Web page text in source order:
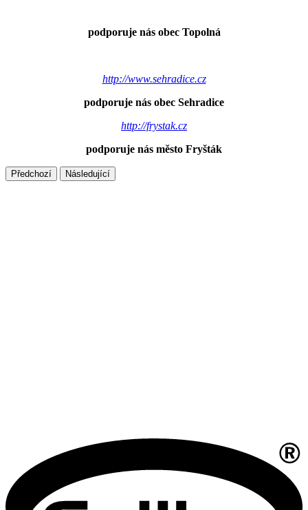
podporuje nás obec Topolná
http://www.sehradice.cz
podporuje nás obec Sehradice
http://frystak.cz
podporuje nás město Fryšták
Předchozí Následující